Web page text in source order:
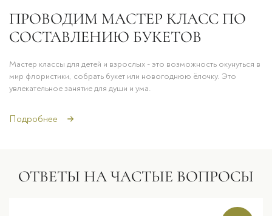
ПРОВОДИМ МАСТЕР КЛАСС ПО
СОСТАВЛЕНИЮ БУКЕТОВ
Мастер классы для детей и взрослых - это возможность окунуться в
мир флористики, собрать букет или новогоднюю ёлочку. Это
увлекательное занятие для души и ума.
Подробнее
ОТВЕТЫ НА ЧАСТЫЕ ВОПРОСЫ